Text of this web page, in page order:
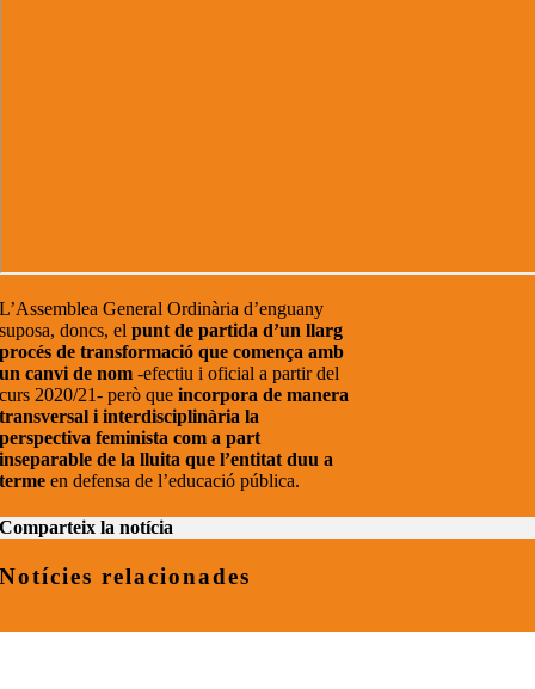
L’Assemblea General Ordinària d’enguany
suposa, doncs, elpunt de partida d’un llarg
procés de transformació que comença amb
un canvi de nom -efectiu i oficial a partir del
curs 2020/21- però queincorpora de manera
transversal i interdisciplinària la
perspectiva feminista com a part
inseparable de la lluita que l’entitat duu a
terme en defensa de l’educació pública.
Comparteix la notícia
Notícies relacionades